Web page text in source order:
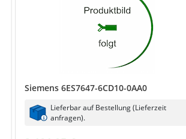
Siemens 6ES7647-6CD10-0AA0
Lieferbar auf Bestellung (Lieferzeit
anfragen).